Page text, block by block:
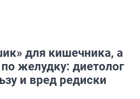
для кишечника, а
желудку: диетолог
и вред редиски